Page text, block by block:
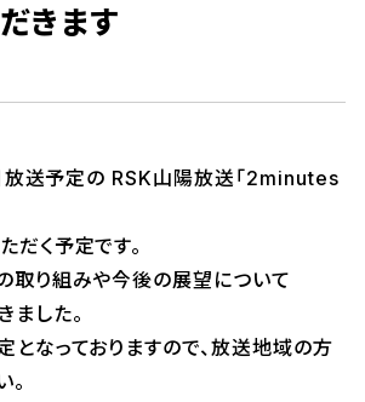
きます
送予定の RSK山陽放送「2minutes
だく予定です。
取り組みや今後の展望について
ました。
なっておりますので、放送地域の方